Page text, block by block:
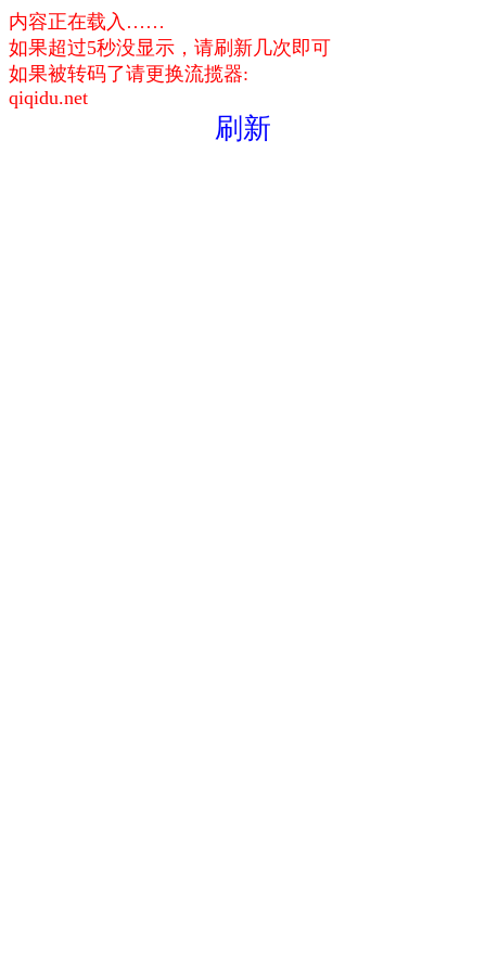
内容正在载入……
如果超过5秒没显示，请刷新几次即可
如果被转码了请更换流揽器:
qiqidu.net
刷新